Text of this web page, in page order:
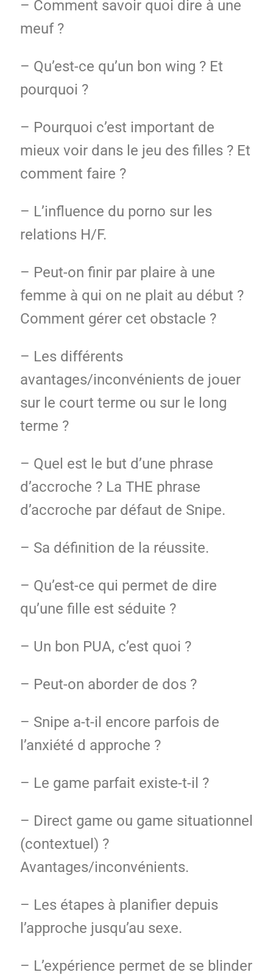
– Comment savoir quoi dire à une
meuf ?
– Qu’est-ce qu’un bon wing ? Et
pourquoi ?
– Pourquoi c’est important de
mieux voir dans le jeu des filles ? Et
comment faire ?
– L’influence du porno sur les
relations H/F.
– Peut-on finir par plaire à une
femme à qui on ne plait au début ?
Comment gérer cet obstacle ?
– Les différents
avantages/inconvénients de jouer
sur le court terme ou sur le long
terme ?
– Quel est le but d’une phrase
d’accroche ? La THE phrase
d’accroche par défaut de Snipe.
– Sa définition de la réussite.
– Qu’est-ce qui permet de dire
qu’une fille est séduite ?
– Un bon PUA, c’est quoi ?
– Peut-on aborder de dos ?
– Snipe a-t-il encore parfois de
l’anxiété d approche ?
– Le game parfait existe-t-il ?
– Direct game ou game situationnel
(contextuel) ?
Avantages/inconvénients.
– Les étapes à planifier depuis
l’approche jusqu’au sexe.
– L’expérience permet de se blinder